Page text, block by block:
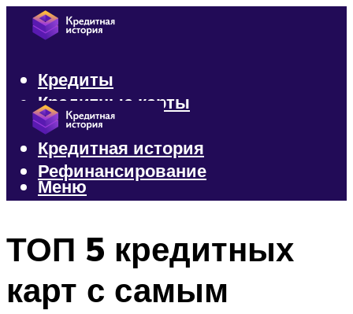
Кредиты
Кредитные карты
Микрозаймы
Кредитная история
Рефинансирование
Меню
ТОП 5 кредитных
карт с самым